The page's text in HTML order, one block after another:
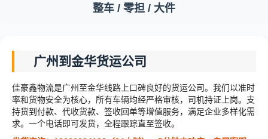
整车 / 零担 / 大件
广州到金华货运公司
佳豪鑫物流是广州至金华线路上口碑良好的货运公司。我们以准时
率和货物安全为核心，所有车辆均经严格审核，司机持证上岗。支
持货到付款、代收货款、签收回单等增值服务，满足企业多样化需
求。一个电话即可发货，全程跟踪直至签收。